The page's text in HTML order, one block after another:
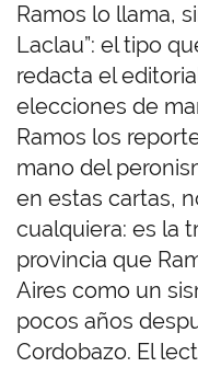
Ramos lo llama,
Laclau”: el tipo
redacta el
elecciones de
Ramos los
mano del
en estas cartas,
cualquiera: es la
provincia que
Aires como un
pocos años
Cordobazo. El